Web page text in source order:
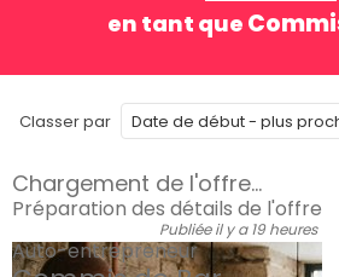
en tant que
Classer par
Chargement de l'offre...
Préparation des détails de l'offre
Publiée il y a 19 heures
Auto-entrepreneur